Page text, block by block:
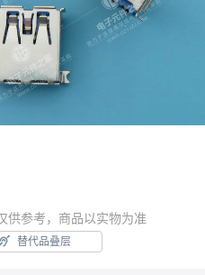
供参考，商品以实物为准
替代品叠层